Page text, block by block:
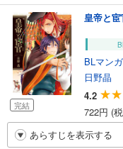
完結
皇帝と宦
BLマンガ
日野晶
4.2
722円 (
あらすじを表示する